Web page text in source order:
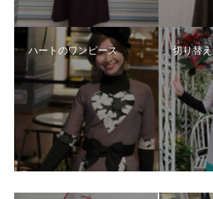
ハートのワンピース 切り替